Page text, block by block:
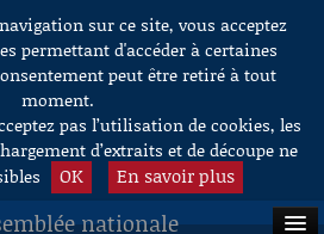
sur ce site, vous acceptez
permettant d'accéder à certaines
peut être retiré à tout
moment.
pas l’utilisation de cookies, les
d’extraits et de découpe ne
OK En savoir plus
nationale